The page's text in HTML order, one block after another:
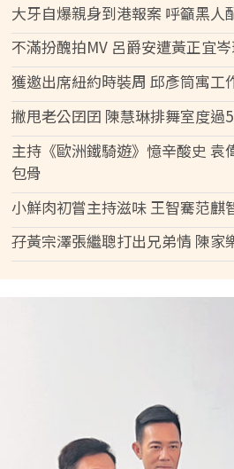
大牙自爆親身到港報案 呼籲黑人
不滿扮醜拍MV 呂爵安遭黃正宜
獲邀出席紐約時裝周 邱彥筒寓工
撇甩老公囝囝 陳慧琳排舞室度過
主持《歐洲鐵騎遊》憶辛酸史 袁
包骨
小鮮肉初嘗主持滋味 王智騫范麒
孖黃宗澤張繼聰打出兄弟情 陳家